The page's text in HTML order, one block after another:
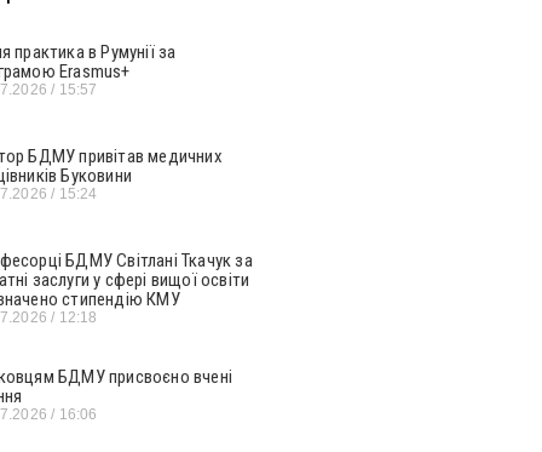
практика в Румунії за
Erasmus+
15:57
БДМУ привітав медичних
Буковини
15:24
БДМУ Світлані Ткачук за
заслуги у сфері вищої освіти
стипендію КМУ
12:18
БДМУ присвоєно вчені
16:06